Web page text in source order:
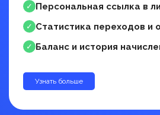
✓ Персональная ссылка в
✓ Статистика переходов и
✓ Баланс и история
Узнать больше